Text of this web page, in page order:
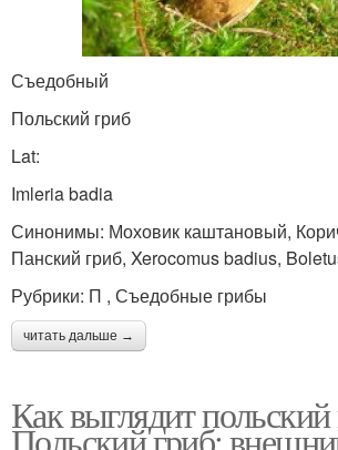
Съедобный
Польский гриб
Lat:
Imleria badia
Синонимы: Моховик каштановый,
Панский гриб, Xerocomus badius,
Рубрики: П , Съедобные грибы
читать дальше →
Как выглядит польский
Польский гриб: